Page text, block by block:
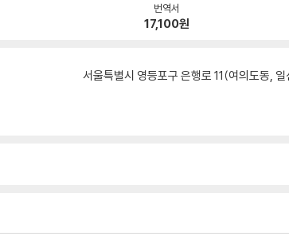
번역서
17,100원
서울특별시 영등포구 은행로 11(여의도동,